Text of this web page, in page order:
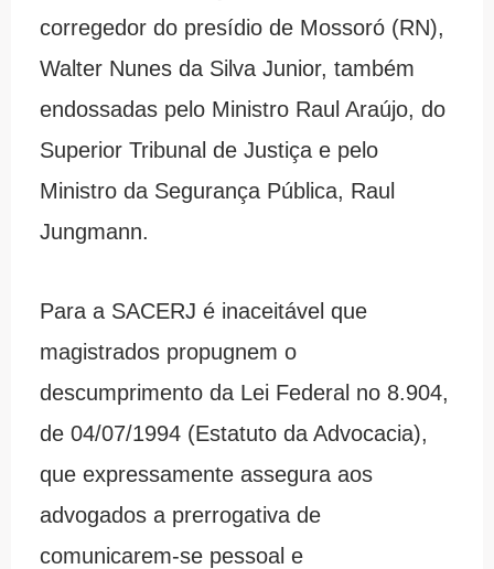
corregedor do presídio de Mossoró (RN),
Walter Nunes da Silva Junior, também
endossadas pelo Ministro Raul Araújo, do
Superior Tribunal de Justiça e pelo
Ministro da Segurança Pública, Raul
Jungmann.
Para a SACERJ é inaceitável que
magistrados propugnem o
descumprimento da Lei Federal no 8.904,
de 04/07/1994 (Estatuto da Advocacia),
que expressamente assegura aos
advogados a prerrogativa de
comunicarem-se pessoal e